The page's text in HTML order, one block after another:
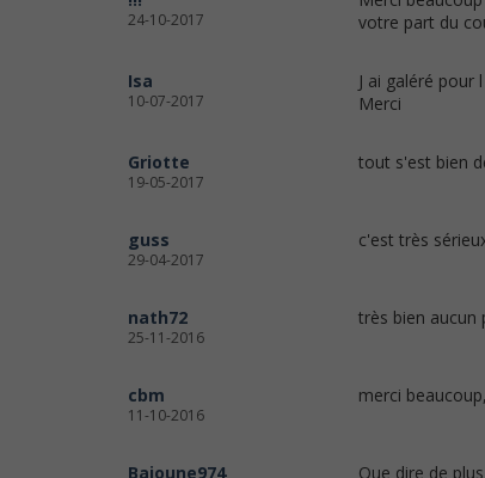
24-10-2017
votre part du
Isa
10-07-2017
J ai galéré pour
Merci
Griotte
19-05-2017
tout s'est bien
guss
29-04-2017
c'est très
nath72
25-11-2016
très bien aucun
cbm
11-10-2016
merci
Bajoune974 Que dire de plus